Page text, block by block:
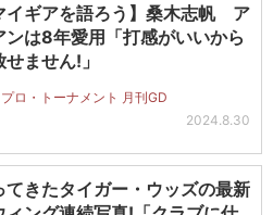
イギアを語ろう】桑木志帆 ア
ンは8年愛用「打感がいいから
ません!」
ロ・トーナメント 月刊GD
2024.8.30
てきたタイガー・ウッズの最新